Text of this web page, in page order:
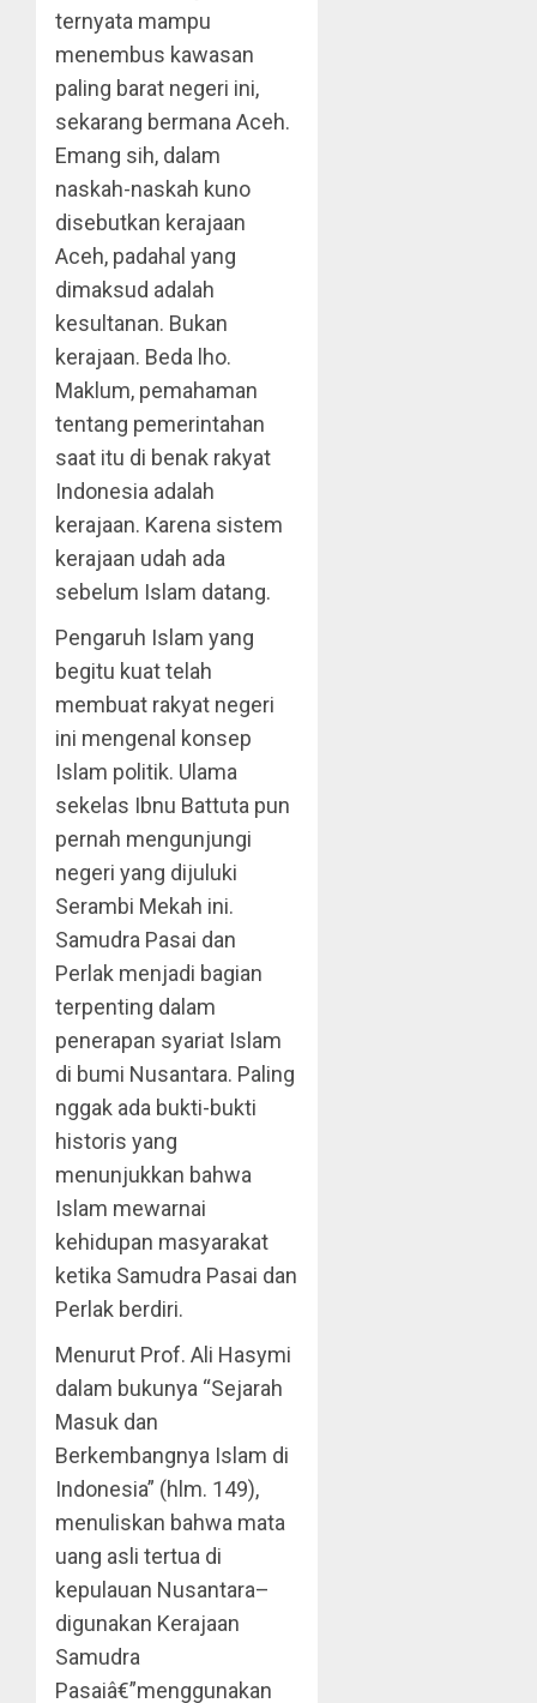
ternyata mampu
menembus kawasan
paling barat negeri ini,
sekarang bermana Aceh.
Emang sih, dalam
naskah-naskah kuno
disebutkan kerajaan
Aceh, padahal yang
dimaksud adalah
kesultanan. Bukan
kerajaan. Beda lho.
Maklum, pemahaman
tentang pemerintahan
saat itu di benak rakyat
Indonesia adalah
kerajaan. Karena sistem
kerajaan udah ada
sebelum Islam datang.
Pengaruh Islam yang
begitu kuat telah
membuat rakyat negeri
ini mengenal konsep
Islam politik. Ulama
sekelas Ibnu Battuta pun
pernah mengunjungi
negeri yang dijuluki
Serambi Mekah ini.
Samudra Pasai dan
Perlak menjadi bagian
terpenting dalam
penerapan syariat Islam
di bumi Nusantara. Paling
nggak ada bukti-bukti
historis yang
menunjukkan bahwa
Islam mewarnai
kehidupan masyarakat
ketika Samudra Pasai dan
Perlak berdiri.
Menurut Prof. Ali Hasymi
dalam bukunya “Sejarah
Masuk dan
Berkembangnya Islam di
Indonesia” (hlm. 149),
menuliskan bahwa mata
uang asli tertua di
kepulauan Nusantara–
digunakan Kerajaan
Samudra
Pasaiâ€”menggunakan